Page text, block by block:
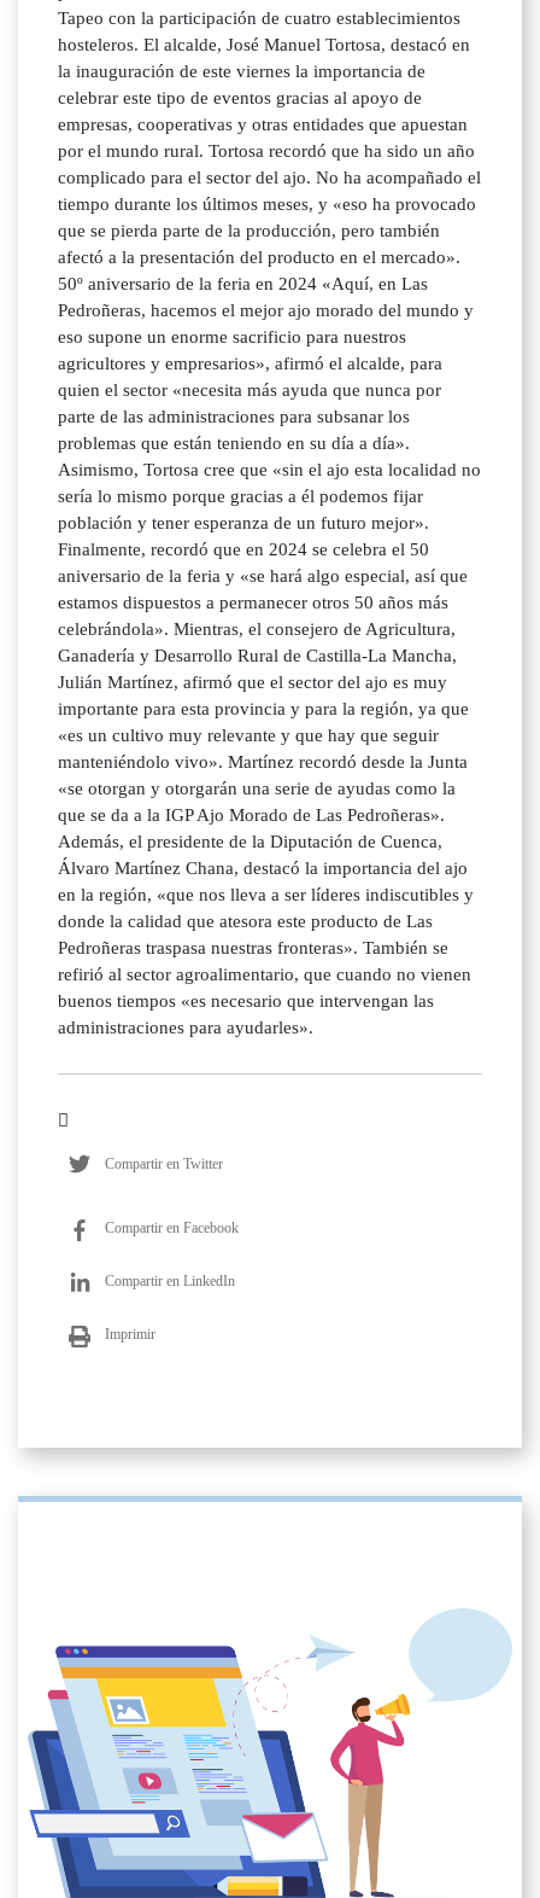
Tapeo con la participación de cuatro establecimientos
hosteleros. El alcalde, José Manuel Tortosa, destacó en
la inauguración de este viernes la importancia de
celebrar este tipo de eventos gracias al apoyo de
empresas, cooperativas y otras entidades que apuestan
por el mundo rural. Tortosa recordó que ha sido un año
complicado para el sector del ajo. No ha acompañado el
tiempo durante los últimos meses, y «eso ha provocado
que se pierda parte de la producción, pero también
afectó a la presentación del producto en el mercado».
50º aniversario de la feria en 2024 «Aquí, en Las
Pedroñeras, hacemos el mejor ajo morado del mundo y
eso supone un enorme sacrificio para nuestros
agricultores y empresarios», afirmó el alcalde, para
quien el sector «necesita más ayuda que nunca por
parte de las administraciones para subsanar los
problemas que están teniendo en su día a día».
Asimismo, Tortosa cree que «sin el ajo esta localidad no
sería lo mismo porque gracias a él podemos fijar
población y tener esperanza de un futuro mejor».
Finalmente, recordó que en 2024 se celebra el 50
aniversario de la feria y «se hará algo especial, así que
estamos dispuestos a permanecer otros 50 años más
celebrándola». Mientras, el consejero de Agricultura,
Ganadería y Desarrollo Rural de Castilla-La Mancha,
Julián Martínez, afirmó que el sector del ajo es muy
importante para esta provincia y para la región, ya que
«es un cultivo muy relevante y que hay que seguir
manteniéndolo vivo». Martínez recordó desde la Junta
«se otorgan y otorgarán una serie de ayudas como la
que se da a la IGP Ajo Morado de Las Pedroñeras».
Además, el presidente de la Diputación de Cuenca,
Álvaro Martínez Chana, destacó la importancia del ajo
en la región, «que nos lleva a ser líderes indiscutibles y
donde la calidad que atesora este producto de Las
Pedroñeras traspasa nuestras fronteras». También se
refirió al sector agroalimentario, que cuando no vienen
buenos tiempos «es necesario que intervengan las
administraciones para ayudarles».
Compartir en Twitter
Compartir en Facebook
Compartir en LinkedIn
Imprimir